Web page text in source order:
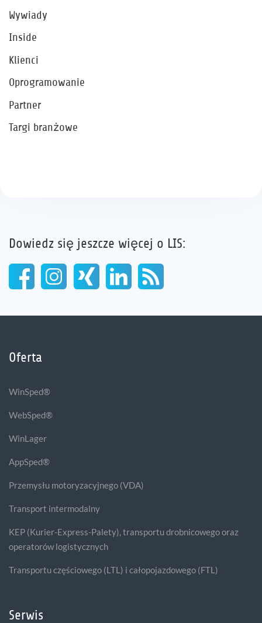
Wywiady
Inside
Klienci
Oprogramowanie
Partner
Targi branżowe
Dowiedz się jeszcze więcej o LIS:
Oferta
WinSped®
WebSped®
WinLager
AppSped®
Przemysłu motoryzacyjnego (VDA)
Transport intermodalny
KEP (Kurier-Express-Palety), transportu drobnicowego oraz
operatorów logistycznych
Transportu częściowego (LTL) i całopojazdowego (FTL)
Serwis